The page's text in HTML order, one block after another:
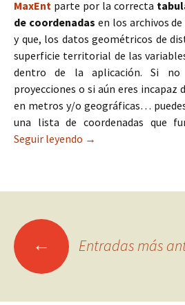
MaxEnt parte por la correcta
de coordenadas en los archivos
y que, los datos geométricos de
superficie territorial de las
dentro de la aplicación. Si
proyecciones o si aún eres incapaz
en metros y/o geográficas…
una lista de coordenadas que
Seguir leyendo Estandarización de
→
Ir ← Entradas más